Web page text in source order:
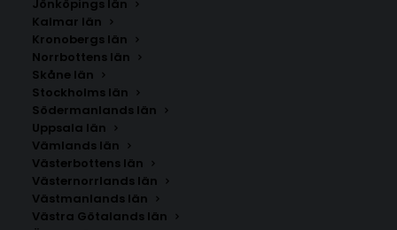
Jönköpings län
Kalmar län
Kronobergs län
Norrbottens län
Skåne län
Stockholms län
Södermanlands län
Uppsala län
Vämlands län
Västerbottens län
Västernorrlands län
Västmanlands län
Västra Götalands län
SÖK AFFISCHER
Sök
efter: